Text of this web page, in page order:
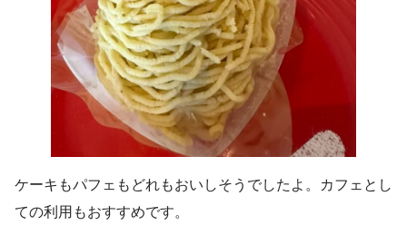
ケーキもパフェもどれもおいしそうでしたよ。カフェとし
ての利用もおすすめです。